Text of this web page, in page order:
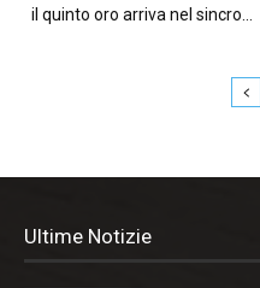
il quinto oro arriva nel sincro...
Ultime Notizie